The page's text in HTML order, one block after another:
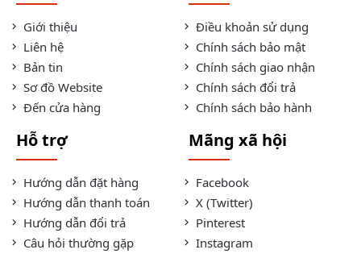
Giới thiệu
Liên hệ
Bản tin
Sơ đồ Website
Đến cửa hàng
Điều khoản sử dụng
Chính sách bảo mật
Chính sách giao nhận
Chính sách đổi trả
Chính sách bảo hành
Hỗ trợ
Hướng dẫn đặt hàng
Hướng dẫn thanh toán
Hướng dẫn đổi trả
Câu hỏi thường gặp
Mãng xã hội
Facebook
X (Twitter)
Pinterest
Instagram